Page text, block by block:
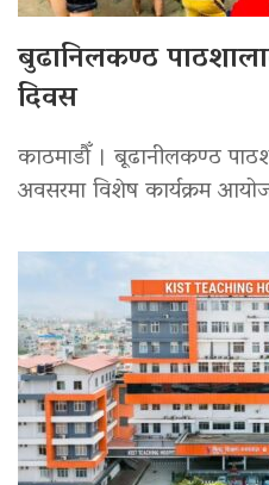
बुढानिलकण्ठ
दिवस
काठमाडौँ । बूढानीलकण्ठ
अवसरमा विशेष कार्यक्रम